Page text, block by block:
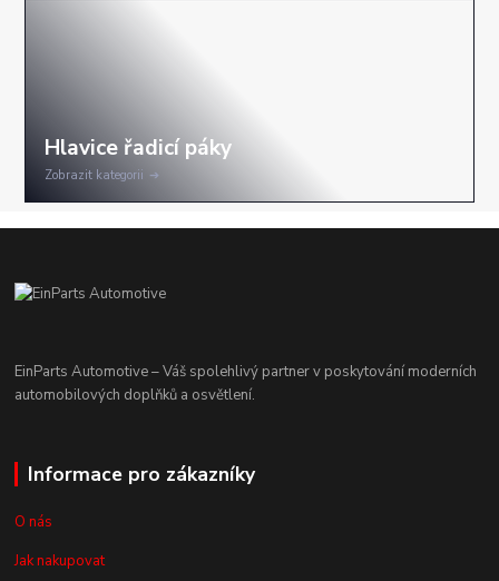
Zobrazit kategorii
EinParts Automotive – Váš spolehlivý partner v poskytování moderních
automobilových doplňků a osvětlení.
Informace pro zákazníky
O nás
Jak nakupovat